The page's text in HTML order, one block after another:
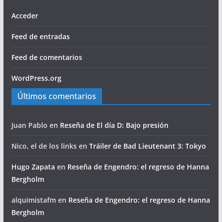
Acceder
Feed de entradas
Feed de comentarios
WordPress.org
Últimos comentarios
Juan Pablo en Reseña de El día D: Bajo presión
Nico, el de los linksen Tráiler de Bad Lieutenant 3: Tokyo
Hugo Zapata en Reseña de Engendro: el regreso de Hanna
Bergholm
alquimistafmen Reseña de Engendro: el regreso de Hanna
Bergholm